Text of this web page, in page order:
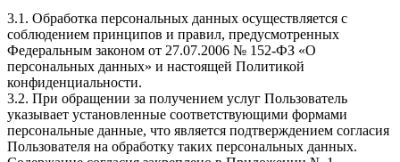
3.1. Обработка персональных данных осуществляется с
соблюдением принципов и правил, предусмотренных
Федеральным законом от 27.07.2006 № 152-ФЗ «О
персональных данных» и настоящей Политикой
конфиденциальности.
3.2. При обращении за получением услуг Пользователь
указывает установленные соответствующими формами
персональные данные, что является подтверждением согласия
Пользователя на обработку таких персональных данных.